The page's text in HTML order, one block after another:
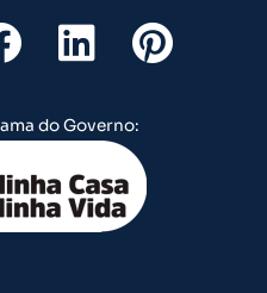
L
i
n
k
e
d
P
i
do Governo: